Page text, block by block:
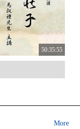
50:35:55
More